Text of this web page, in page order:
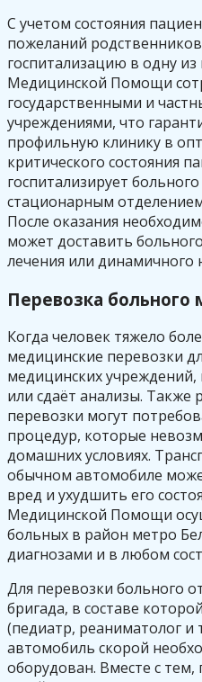
С учетом состояния
пожеланий
госпитализацию в одну
Медицинской Помощи
государственными и
учреждениями, что
профильную клинику в
критического состояния
госпитализирует
стационарным
После оказания
может доставить
лечения или динамичного
Перевозка больного
Когда человек тяжело
медицинские перевозки
медицинских учреждений,
или сдаёт анализы. Также
перевозки могут
процедур, которые
домашних условиях.
обычном автомобиле
вред и ухудшить его
Медицинской Помощи
больных в район метро
диагнозами и в любом
Для перевозки больного
бригада, в составе
(педиатр, реаниматолог и
автомобиль скорой
оборудован. Вместе с